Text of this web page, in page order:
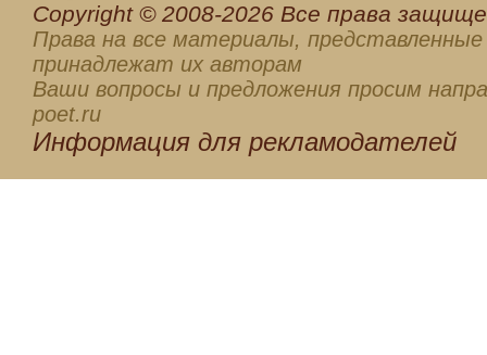
Сopyright © 2008-2026 Все права
Права на все материалы, представленные
принадлежат их авторам
Ваши вопросы и предложения просим
poet.ru
Информация для рекламодателей